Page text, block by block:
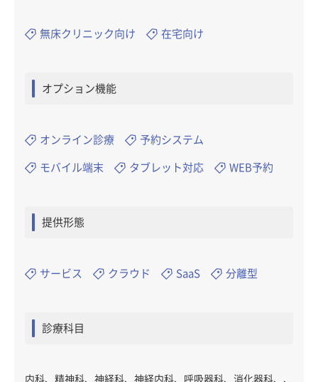
無床クリニック向け 在宅向け
オプション機能
オンライン診療 予約システム
モバイル端末 タブレット対応 WEB予約
提供形態
サービス クラウド SaaS 分離型
診療科目
内科、精神科、神経科、神経内科、呼吸器科、消化器科、、